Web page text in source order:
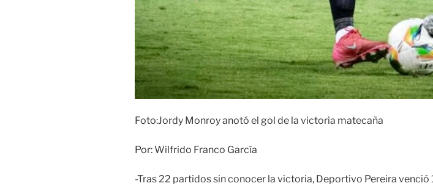
Foto:Jordy Monroy anotó el gol de la victoria matecaña
Por: Wilfrido Franco García
-Tras 22 partidos sin conocer la victoria, Deportivo Pereira venció